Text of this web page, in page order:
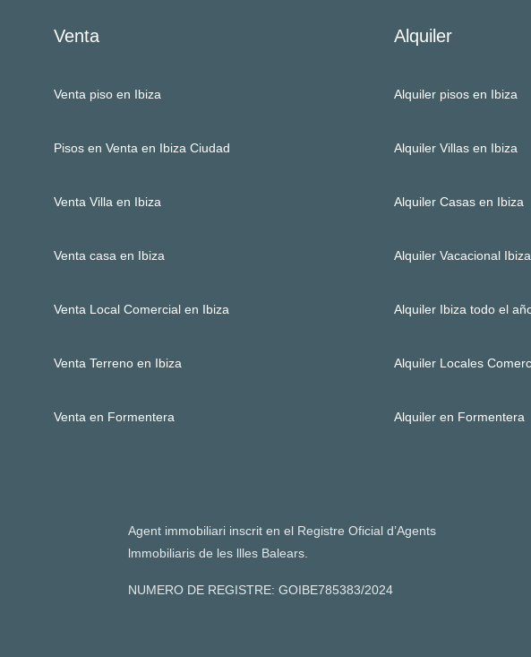
Venta
Venta piso en Ibiza
Pisos en Venta en Ibiza Ciudad
Venta Villa en Ibiza
Venta casa en Ibiza
Venta Local Comercial en Ibiza
Venta Terreno en Ibiza
Venta en Formentera
Alquiler
Alquiler pisos en Ibiza
Alquiler Villas en Ibiza
Alquiler Casas en Ibiza
Alquiler Vacacional Ibiza
Alquiler Ibiza todo el
Alquiler Locales
Alquiler en Formentera
Agent immobiliari inscrit en el Registre Oficial d’Agents
lmmobiliaris de les llles Balears.
NUMERO DE REGISTRE: GOIBE785383/2024